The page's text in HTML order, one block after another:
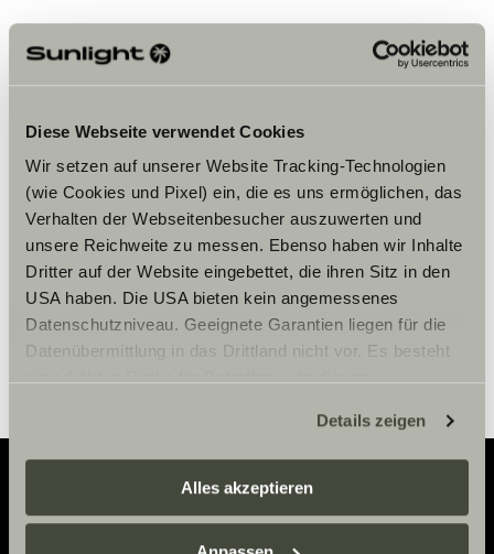
Diese Webseite verwendet Cookies
Wir setzen auf unserer Website Tracking-Technologien
(wie Cookies und Pixel) ein, die es uns ermöglichen, das
Verhalten der Webseitenbesucher auszuwerten und
unsere Reichweite zu messen. Ebenso haben wir Inhalte
Dritter auf der Website eingebettet, die ihren Sitz in den
USA haben. Die USA bieten kein angemessenes
Datenschutzniveau. Geeignete Garantien liegen für die
Datenübermittlung in das Drittland nicht vor. Es besteht
zustehen. Eingesetzte Dienstleister können Daten für
eigene Zwecke verarbeiten und mit anderen Daten
zusammenführen. Weitere Informationen finden Sie hier:
Datenschutzerklärung
Details zeigen
Alles akzeptieren
Bitte akzeptiere die Marketing-
Cookies, um die Inhalte zu sehen.
Cookie-Einstellungen
Adventure